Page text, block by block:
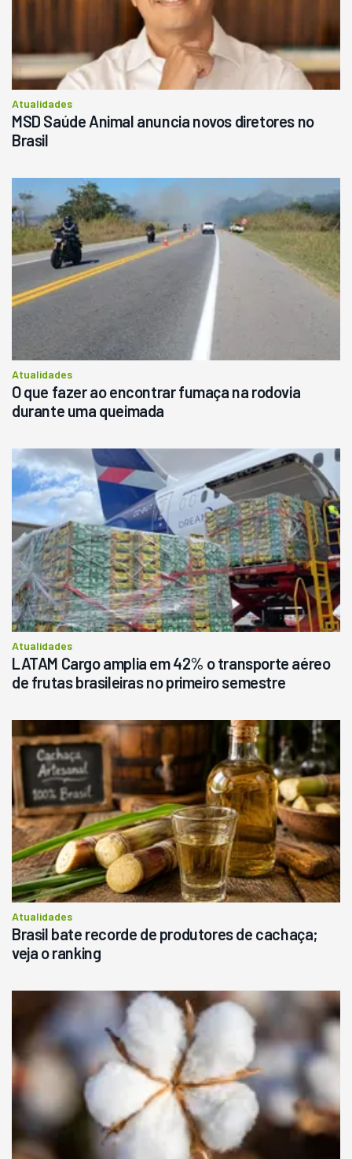
Atualidades
MSD Saúde Animal anuncia novos diretores no
Brasil
Atualidades
O que fazer ao encontrar fumaça na rodovia
durante uma queimada
Atualidades
LATAM Cargo amplia em 42% o transporte aéreo
de frutas brasileiras no primeiro semestre
Atualidades
Brasil bate recorde de produtores de cachaça;
veja o ranking